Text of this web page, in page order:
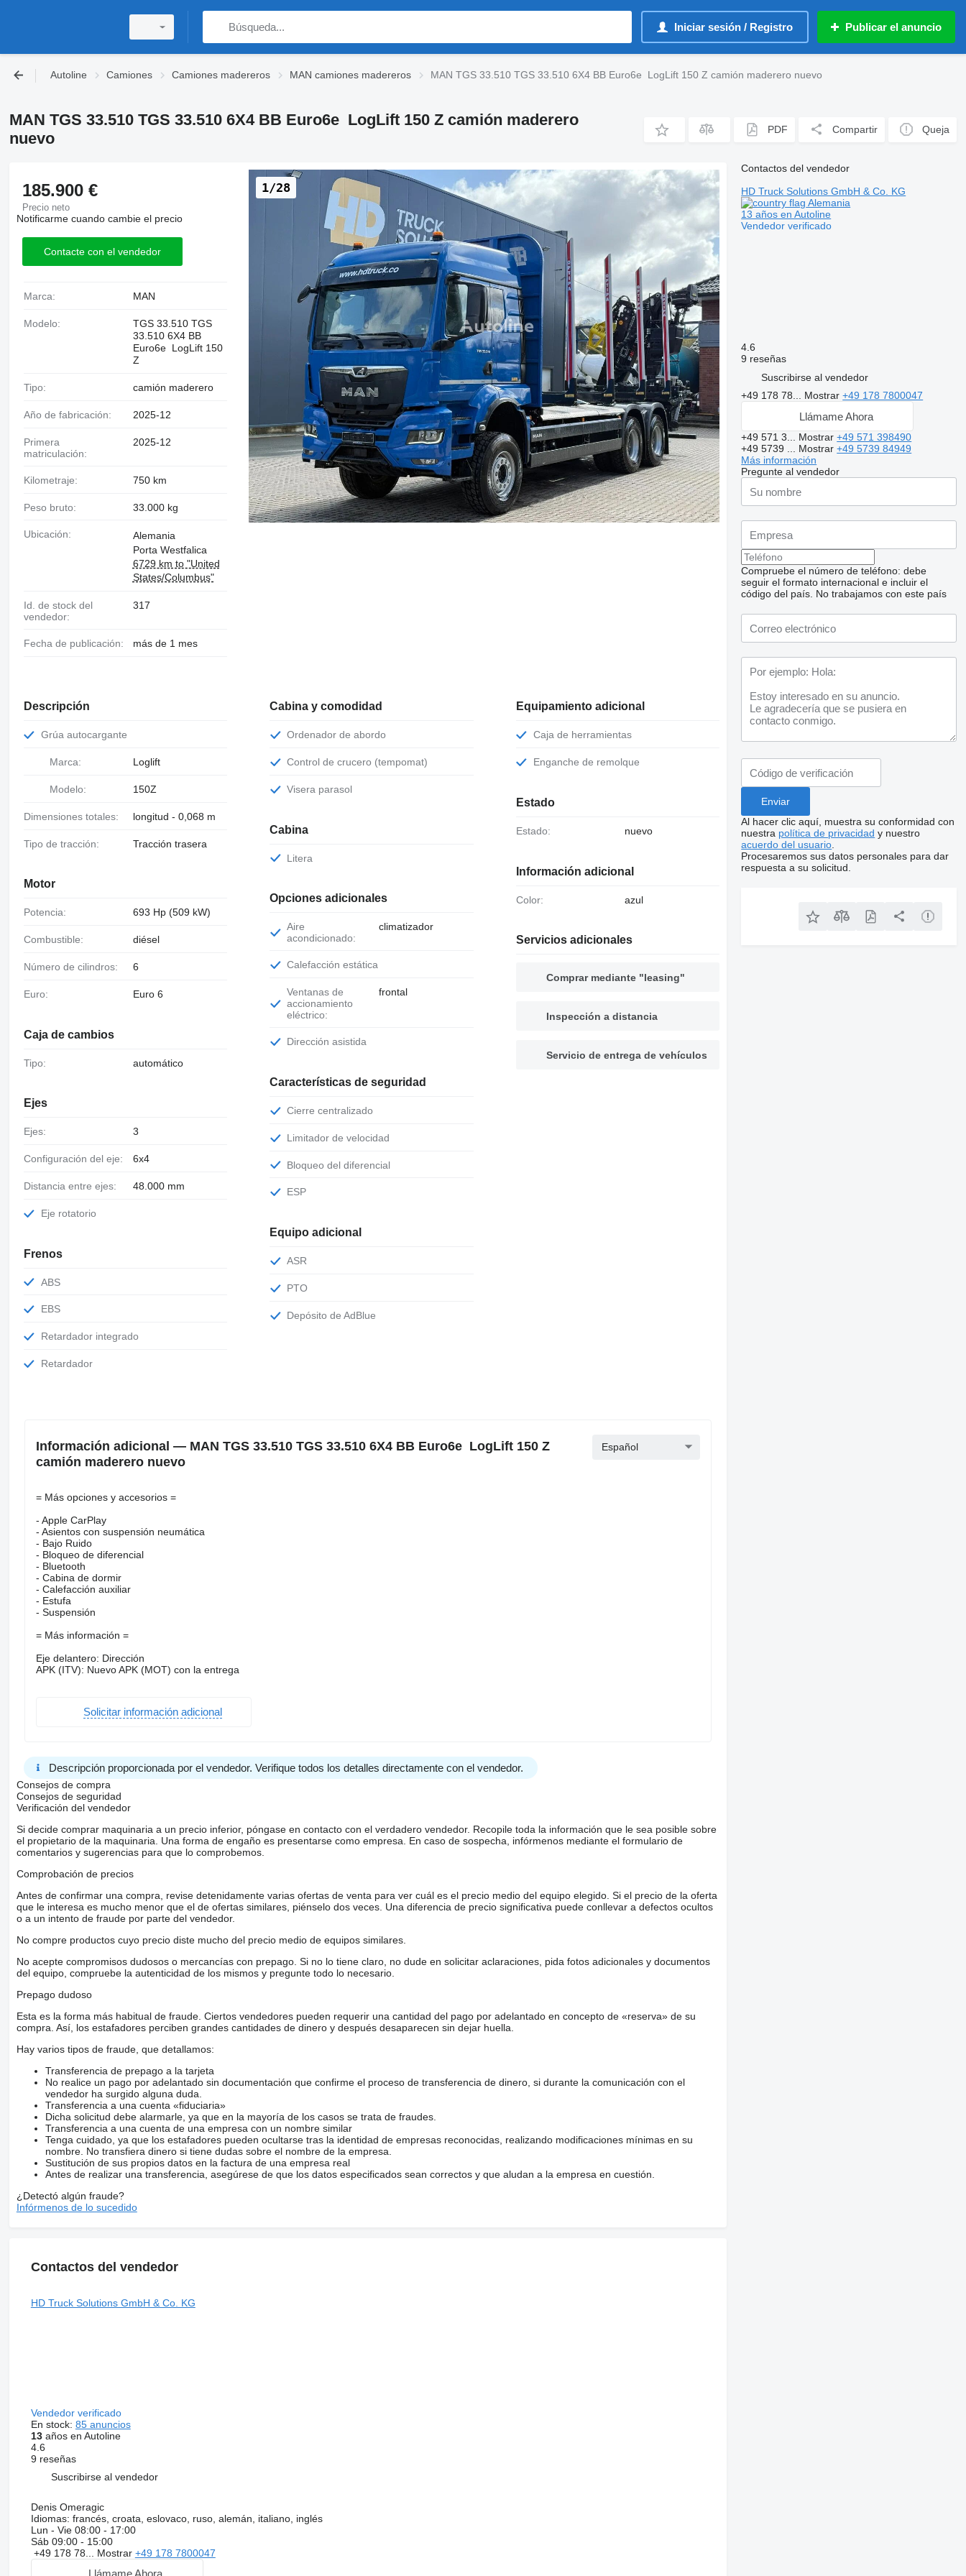
Iniciar sesión / Registro Publicar el anuncio
Autoline Camiones Camiones madereros MAN camiones madereros MAN TGS 33.510 TGS 33.510 6X4 BB Euro6e LogLift 150 Z camión maderero nuevo
MAN TGS 33.510 TGS 33.510 6X4 BB Euro6e LogLift 150 Z camión maderero
nuevo
PDF Compartir Queja
1/28
185.900 €
Precio neto
Notificarme cuando cambie el precio
Contacte con el vendedor
Marca: MAN
Modelo:
TGS 33.510 TGS
33.510 6X4 BB
Euro6e LogLift 150
Z
Tipo: camión maderero
Año de fabricación: 2025-12
Primera
matriculación:
2025-12
Kilometraje: 750 km
Peso bruto: 33.000 kg
Ubicación:
Alemania
Porta Westfalica
6729 km to "United
States/Columbus"
Id. de stock del
vendedor:
317
Fecha de publicación: más de 1 mes
Descripción
Grúa autocargante
Marca: Loglift
Modelo: 150Z
Dimensiones totales: longitud - 0,068 m
Tipo de tracción: Tracción trasera
Motor
Potencia: 693 Hp (509 kW)
Combustible: diésel
Número de cilindros: 6
Euro: Euro 6
Caja de cambios
Tipo: automático
Ejes
Ejes: 3
Configuración del eje: 6x4
Distancia entre ejes: 48.000 mm
Eje rotatorio
Frenos
ABS
EBS
Retardador integrado
Retardador
Cabina y comodidad
Ordenador de abordo
Control de crucero (tempomat)
Visera parasol
Cabina
Litera
Opciones adicionales
Aire
acondicionado:
climatizador
Calefacción estática
Ventanas de
accionamiento
eléctrico:
frontal
Dirección asistida
Características de seguridad
Cierre centralizado
Limitador de velocidad
Bloqueo del diferencial
ESP
Equipo adicional
ASR
PTO
Depósito de AdBlue
Equipamiento adicional
Caja de herramientas
Enganche de remolque
Estado
Estado: nuevo
Información adicional
Color: azul
Servicios adicionales
Comprar mediante "leasing"
Inspección a distancia
Servicio de entrega de vehículos
Información adicional — MAN TGS 33.510 TGS 33.510 6X4 BB Euro6e LogLift 150 Z
camión maderero nuevo
Español
= Más opciones y accesorios =
- Apple CarPlay
- Asientos con suspensión neumática
- Bajo Ruido
- Bloqueo de diferencial
- Bluetooth
- Cabina de dormir
- Calefacción auxiliar
- Estufa
- Suspensión
= Más información =
Eje delantero: Dirección
APK (ITV): Nuevo APK (MOT) con la entrega
Solicitar información adicional
Descripción proporcionada por el vendedor. Verifique todos los detalles directamente con el vendedor.
Consejos de compra
Consejos de seguridad
Verificación del vendedor
Si decide comprar maquinaria a un precio inferior, póngase en contacto con el verdadero vendedor. Recopile toda la información que le sea posible sobre
el propietario de la maquinaria. Una forma de engaño es presentarse como empresa. En caso de sospecha, infórmenos mediante el formulario de
comentarios y sugerencias para que lo comprobemos.
Comprobación de precios
Antes de confirmar una compra, revise detenidamente varias ofertas de venta para ver cuál es el precio medio del equipo elegido. Si el precio de la oferta
que le interesa es mucho menor que el de ofertas similares, piénselo dos veces. Una diferencia de precio significativa puede conllevar a defectos ocultos
o a un intento de fraude por parte del vendedor.
No compre productos cuyo precio diste mucho del precio medio de equipos similares.
No acepte compromisos dudosos o mercancías con prepago. Si no lo tiene claro, no dude en solicitar aclaraciones, pida fotos adicionales y documentos
del equipo, compruebe la autenticidad de los mismos y pregunte todo lo necesario.
Prepago dudoso
Esta es la forma más habitual de fraude. Ciertos vendedores pueden requerir una cantidad del pago por adelantado en concepto de «reserva» de su
compra. Así, los estafadores perciben grandes cantidades de dinero y después desaparecen sin dejar huella.
Hay varios tipos de fraude, que detallamos:
Transferencia de prepago a la tarjeta
No realice un pago por adelantado sin documentación que confirme el proceso de transferencia de dinero, si durante la comunicación con el
vendedor ha surgido alguna duda.
Transferencia a una cuenta «fiduciaria»
Dicha solicitud debe alarmarle, ya que en la mayoría de los casos se trata de fraudes.
Transferencia a una cuenta de una empresa con un nombre similar
Tenga cuidado, ya que los estafadores pueden ocultarse tras la identidad de empresas reconocidas, realizando modificaciones mínimas en su
nombre. No transfiera dinero si tiene dudas sobre el nombre de la empresa.
Sustitución de sus propios datos en la factura de una empresa real
Antes de realizar una transferencia, asegúrese de que los datos especificados sean correctos y que aludan a la empresa en cuestión.
¿Detectó algún fraude?
Infórmenos de lo sucedido
Contactos del vendedor
HD Truck Solutions GmbH & Co. KG
Vendedor verificado
En stock: 85 anuncios
13años en Autoline
4.6
9 reseñas
Suscribirse al vendedor
Denis Omeragic
Idiomas: francés, croata, eslovaco, ruso, alemán, italiano, inglés
Lun - Vie 08:00 - 17:00
Sáb 09:00 - 15:00
+49 178 78... Mostrar +49 178 7800047
Contactos del vendedor
HD Truck Solutions GmbH & Co. KG
Alemania
13 años en Autoline
Vendedor verificado
4.6
9 reseñas
Suscribirse al vendedor
+49 178 78... Mostrar+49 178 7800047
Llámame Ahora
+49 571 3... Mostrar+49 571 398490
+49 5739 ... Mostrar+49 5739 84949
Más información
Pregunte al vendedor
Compruebe el número de teléfono: debe
seguir el formato internacional e incluir el
código del país. No trabajamos con este país
Al hacer clic aquí, muestra su conformidad con
nuestra política de privacidad y nuestro
acuerdo del usuario
Procesaremos sus datos personales para dar
respuesta a su solicitud.